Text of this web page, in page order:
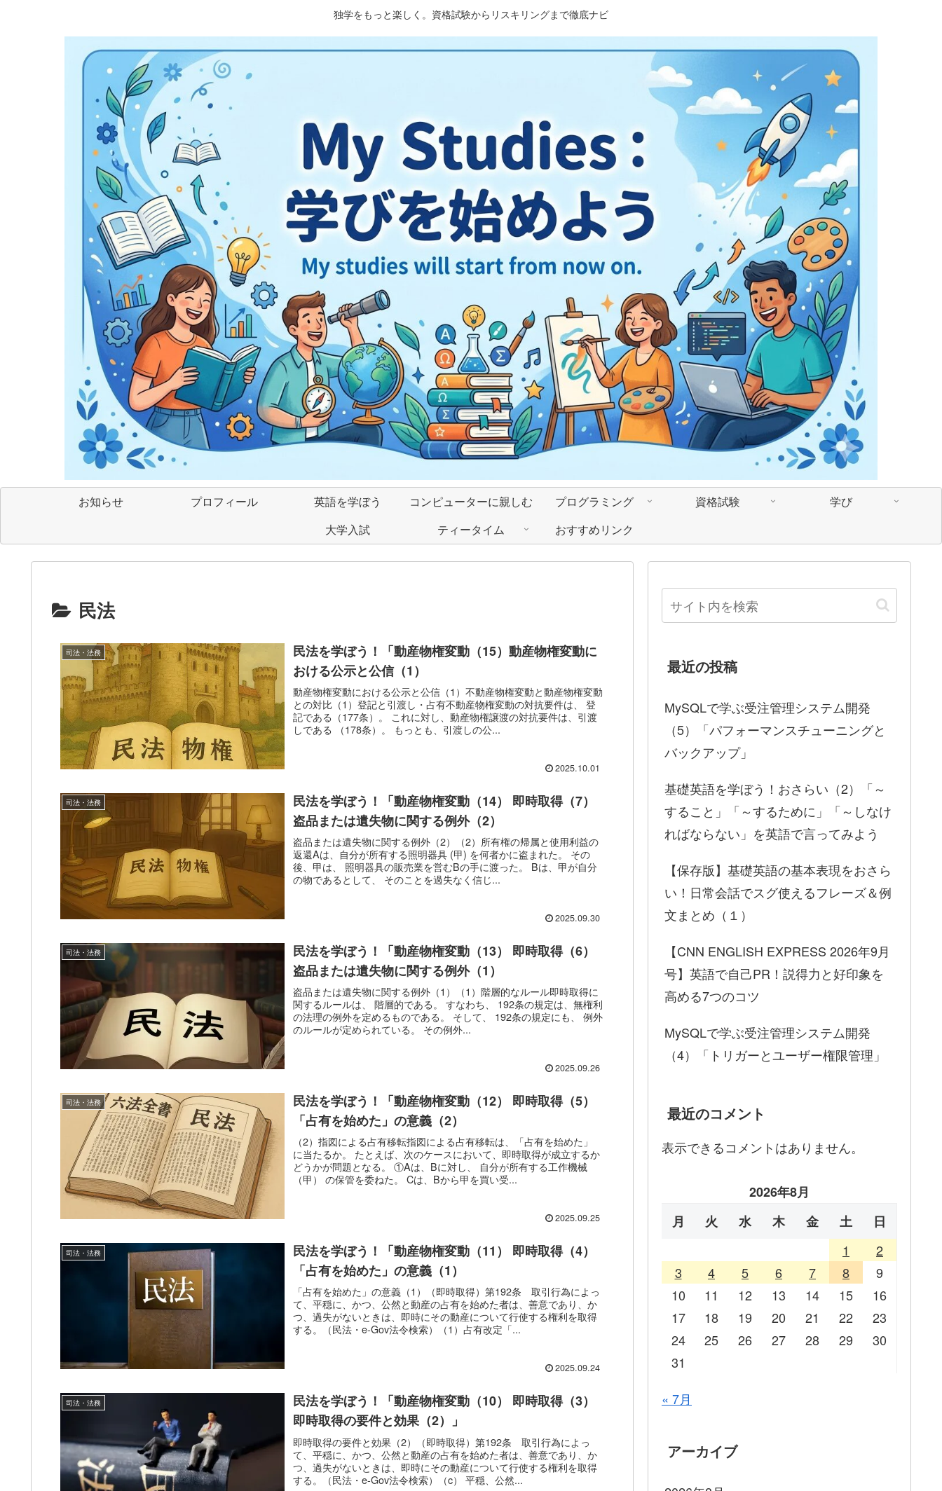
独学をもっと楽しく。資格試験からリスキリングまで徹底ナビ
お知らせ プロフィール 英語を学ぼう コンピューターに親しむ プログラミング 資格試験
学び
大学入試
ティータイム おすすめリンク
民法
司法・法務
民法を学ぼう！「動産物権変動（15）動産物権変動に
おける公示と公信（1）
動産物権変動における公示と公信（1）不動産物権変動と動産物権変動
との対比（1）登記と引渡し・占有不動産物権変動の対抗要件は、 登
記である（177条）。 これに対し、動産物権譲渡の対抗要件は、引渡
しである （178条）。 もっとも、引渡しの公...
2025.10.01
司法・法務
民法を学ぼう！「動産物権変動（14） 即時取得（7）
盗品または遺失物に関する例外（2）
盗品または遺失物に関する例外（2）（2）所有権の帰属と使用利益の
返還Aは、自分が所有する照明器具 (甲) を何者かに盗まれた。 その
後、甲は、 照明器具の販売業を営むBの手に渡った。 Bは、甲が自分
の物であるとして、 そのことを過失なく信じ...
2025.09.30
司法・法務
民法を学ぼう！「動産物権変動（13） 即時取得（6）
盗品または遺失物に関する例外（1）
盗品または遺失物に関する例外（1）（1）階層的なルール即時取得に
関するルールは、 階層的である。 すなわち、 192条の規定は、無権利
の法理の例外を定めるものである。 そして、 192条の規定にも、 例外
のルールが定められている。 その例外...
2025.09.26
司法・法務
民法を学ぼう！「動産物権変動（12） 即時取得（5）
「占有を始めた」の意義（2）
（2）指図による占有移転指図による占有移転は、「占有を始めた」
に当たるか。 たとえば、次のケースにおいて、即時取得が成立するか
どうかが問題となる。 ①Aは、Bに対し、 自分が所有する工作機械
（甲） の保管を委ねた。 Cは、Bから甲を買い受...
2025.09.25
司法・法務
民法を学ぼう！「動産物権変動（11） 即時取得（4）
「占有を始めた」の意義（1）
「占有を始めた」の意義（1）（即時取得）第192条 取引行為によっ
て、平穏に、かつ、公然と動産の占有を始めた者は、善意であり、か
つ、過失がないときは、即時にその動産について行使する権利を取得
する。（民法・e-Gov法令検索）（1）占有改定「...
2025.09.24
司法・法務
民法を学ぼう！「動産物権変動（10） 即時取得（3）
即時取得の要件と効果（2）」
即時取得の要件と効果（2）（即時取得）第192条 取引行為によっ
て、平穏に、かつ、公然と動産の占有を始めた者は、善意であり、か
つ、過失がないときは、即時にその動産について行使する権利を取得
する。（民法・e-Gov法令検索）（c） 平穏、公然...
最近の投稿
MySQLで学ぶ受注管理システム開発
（5）「パフォーマンスチューニングと
バックアップ」
基礎英語を学ぼう！おさらい（2）「～
すること」「～するために」「～しなけ
ればならない」を英語で言ってみよう
【保存版】基礎英語の基本表現をおさら
い！日常会話でスグ使えるフレーズ＆例
文まとめ（１）
【CNN ENGLISH EXPRESS 2026年9月
号】英語で自己PR！説得力と好印象を
高める7つのコツ
MySQLで学ぶ受注管理システム開発
（4）「トリガーとユーザー権限管理」
最近のコメント
表示できるコメントはありません。
2026年8月
月
火 水 木 金 土
日
1
2
3
4 5 6 7 8
9
10
11 12 13 14 15
16
17
18 19 20 21 22
23
24
25 26 27 28 29
30
31
« 7月
アーカイブ